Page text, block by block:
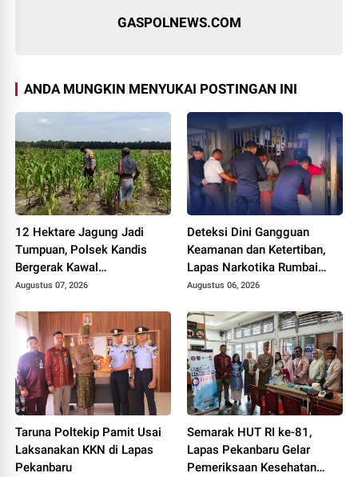
GASPOLNEWS.COM
ANDA MUNGKIN MENYUKAI POSTINGAN INI
12 Hektare Jagung Jadi
Tumpuan, Polsek Kandis
Bergerak Kawal
Swasembada Pangan
Augustus 07, 2026
Deteksi Dini Gangguan
Keamanan dan Ketertiban,
Lapas Narkotika Rumbai
Gelar Razia Rutin Blok
Augustus 06, 2026
Taruna Poltekip Pamit Usai
Laksanakan KKN di Lapas
Pekanbaru
Semarak HUT RI ke-81,
Lapas Pekanbaru Gelar
Pemeriksaan Kesehatan